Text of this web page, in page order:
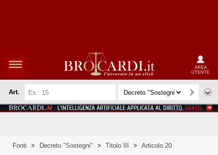
AREA
UTENTE
Art.
Fonti > Decreto "Sostegni" > Titolo III > Articolo 20